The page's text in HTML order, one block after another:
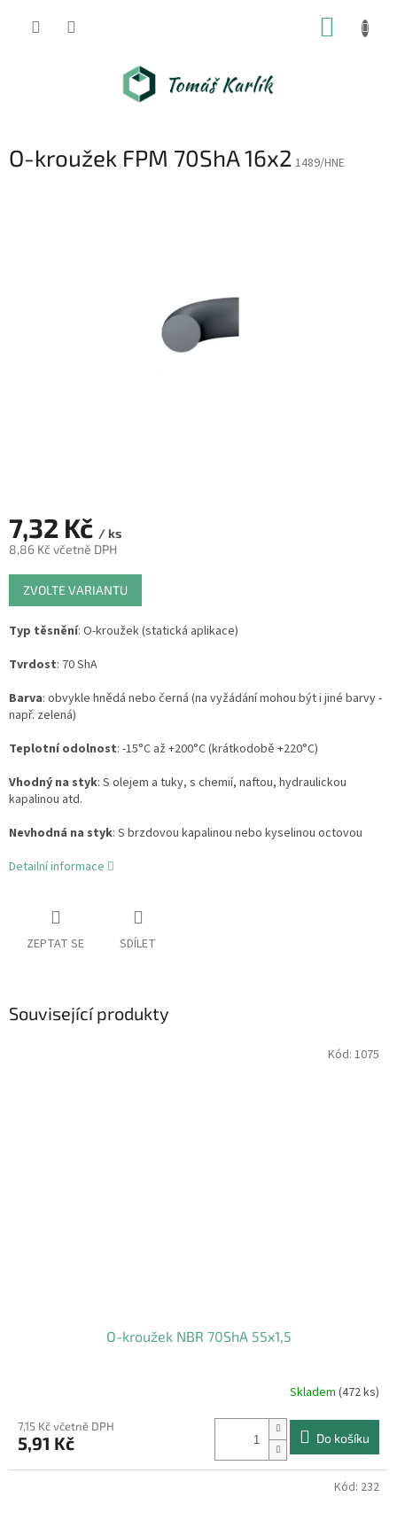
O-kroužek FPM 70ShA 16x2 1489/HNE
7,32 Kč / ks
8,86 Kč včetně DPH
Měrná
cena:
ZVOLTE VARIANTU
Typ těsnění: O-kroužek (statická aplikace)
Tvrdost: 70 ShA
Barva: obvykle hnědá nebo černá (na vyžádání mohou být i jiné barvy -
např. zelená)
Teplotní odolnost: -15°C až +200°C (krátkodobě +220°C)
Vhodný na styk: S olejem a tuky, s chemií, naftou, hydraulickou
kapalinou atd.
Nevhodná na styk: S brzdovou kapalinou nebo kyselinou octovou
Detailní informace
ZEPTAT SE SDÍLET
Související produkty
O-kroužek NBR 70ShA 55x1,5
Skladem (472 ks)
7,15 Kč včetně DPH
5,91 Kč Do košíku
Kód: 1075
Kód: 232